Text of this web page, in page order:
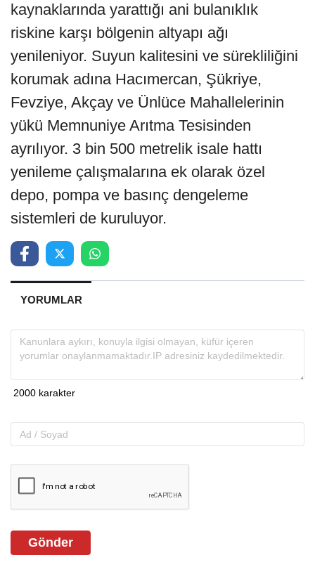
kaynaklarında yarattığı ani bulanıklık
riskine karşı bölgenin altyapı ağı
yenileniyor. Suyun kalitesini ve sürekliliğini
korumak adına Hacımercan, Şükriye,
Fevziye, Akçay ve Ünlüce Mahallelerinin
yükü Memnuniye Arıtma Tesisinden
ayrılıyor. 3 bin 500 metrelik isale hattı
yenileme çalışmalarına ek olarak özel
depo, pompa ve basınç dengeleme
sistemleri de kuruluyor.
YORUMLAR
Gönder